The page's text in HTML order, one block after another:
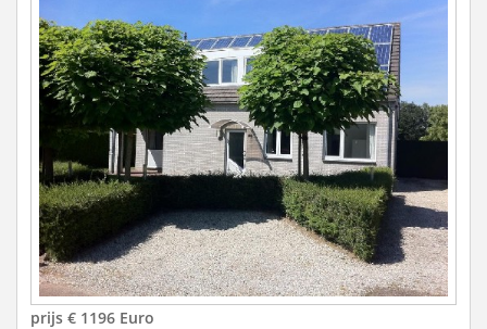
prijs € 1196 Euro